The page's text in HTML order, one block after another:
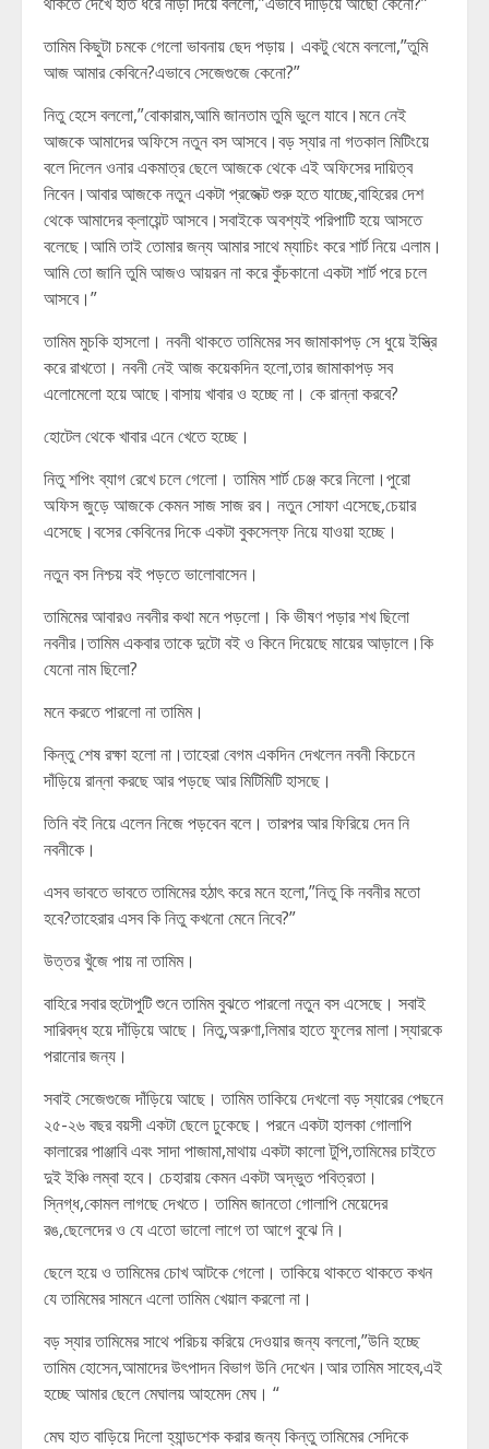
তামিম কিছুটা চমকে গেলো ভাবনায় ছেদ পড়ায়। একটু থেমে বললো,”তুমি
আজ আমার কেবিনে?এভাবে সেজেগুজে কেনো?”
নিতু হেসে বললো,”বোকারাম,আমি জানতাম তুমি ভুলে যাবে।মনে নেই
আজকে আমাদের অফিসে নতুন বস আসবে।বড় স্যার না গতকাল মিটিংয়ে
বলে দিলেন ওনার একমাত্র ছেলে আজকে থেকে এই অফিসের দায়িত্ব
নিবেন।আবার আজকে নতুন একটা প্রজেক্ট শুরু হতে যাচ্ছে,বাহিরের দেশ
থেকে আমাদের ক্লায়েন্ট আসবে।সবাইকে অবশ্যই পরিপাটি হয়ে আসতে
বলেছে।আমি তাই তোমার জন্য আমার সাথে ম্যাচিং করে শার্ট নিয়ে এলাম।
আমি তো জানি তুমি আজও আয়রন না করে কুঁচকানো একটা শার্ট পরে চলে
আসবে।”
তামিম মুচকি হাসলো। নবনী থাকতে তামিমের সব জামাকাপড় সে ধুয়ে ইস্ত্রি
করে রাখতো। নবনী নেই আজ কয়েকদিন হলো,তার জামাকাপড় সব
এলোমেলো হয়ে আছে।বাসায় খাবার ও হচ্ছে না। কে রান্না করবে?
হোটেল থেকে খাবার এনে খেতে হচ্ছে।
নিতু শপিং ব্যাগ রেখে চলে গেলো। তামিম শার্ট চেঞ্জ করে নিলো।পুরো
অফিস জুড়ে আজকে কেমন সাজ সাজ রব। নতুন সোফা এসেছে,চেয়ার
এসেছে।বসের কেবিনের দিকে একটা বুকসেল্ফ নিয়ে যাওয়া হচ্ছে।
নতুন বস নিশ্চয় বই পড়তে ভালোবাসেন।
তামিমের আবারও নবনীর কথা মনে পড়লো। কি ভীষণ পড়ার শখ ছিলো
নবনীর।তামিম একবার তাকে দুটো বই ও কিনে দিয়েছে মায়ের আড়ালে।কি
যেনো নাম ছিলো?
মনে করতে পারলো না তামিম।
কিন্তু শেষ রক্ষা হলো না।তাহেরা বেগম একদিন দেখলেন নবনী কিচেনে
দাঁড়িয়ে রান্না করছে আর পড়ছে আর মিটিমিটি হাসছে।
তিনি বই নিয়ে এলেন নিজে পড়বেন বলে। তারপর আর ফিরিয়ে দেন নি
নবনীকে।
এসব ভাবতে ভাবতে তামিমের হঠাৎ করে মনে হলো,”নিতু কি নবনীর মতো
হবে?তাহেরার এসব কি নিতু কখনো মেনে নিবে?”
উত্তর খুঁজে পায় না তামিম।
বাহিরে সবার হুটোপুটি শুনে তামিম বুঝতে পারলো নতুন বস এসেছে। সবাই
সারিবদ্ধ হয়ে দাঁড়িয়ে আছে। নিতু,অরুণা,লিমার হাতে ফুলের মালা।স্যারকে
পরানোর জন্য।
সবাই সেজেগুজে দাঁড়িয়ে আছে। তামিম তাকিয়ে দেখলো বড় স্যারের পেছনে
২৫-২৬ বছর বয়সী একটা ছেলে ঢুকেছে। পরনে একটা হালকা গোলাপি
কালারের পাঞ্জাবি এবং সাদা পাজামা,মাথায় একটা কালো টুপি,তামিমের চাইতে
দুই ইঞ্চি লম্বা হবে। চেহারায় কেমন একটা অদ্ভুত পবিত্রতা।
স্নিগ্ধ,কোমল লাগছে দেখতে। তামিম জানতো গোলাপি মেয়েদের
রঙ,ছেলেদের ও যে এতো ভালো লাগে তা আগে বুঝে নি।
ছেলে হয়ে ও তামিমের চোখ আটকে গেলো। তাকিয়ে থাকতে থাকতে কখন
যে তামিমের সামনে এলো তামিম খেয়াল করলো না।
বড় স্যার তামিমের সাথে পরিচয় করিয়ে দেওয়ার জন্য বললো,”উনি হচ্ছে
তামিম হোসেন,আমাদের উৎপাদন বিভাগ উনি দেখেন।আর তামিম সাহেব,এই
হচ্ছে আমার ছেলে মেঘালয় আহমেদ মেঘ। “
মেঘ হাত বাড়িয়ে দিলো হ্যান্ডশেক করার জন্য কিন্তু তামিমের সেদিকে